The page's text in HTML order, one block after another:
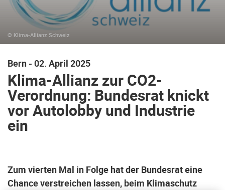
© Klima-Allianz Schweiz
Bern - 02. April 2025
Klima-Allianz zur CO2-
Verordnung: Bundesrat knickt
vor Autolobby und Industrie
ein
Zum vierten Mal in Folge hat der Bundesrat eine
Chance verstreichen lassen, beim Klimaschutz